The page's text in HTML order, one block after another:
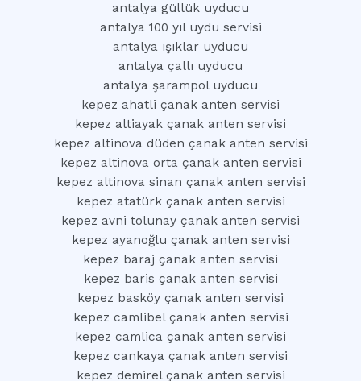
antalya güllük uyducu
antalya 100 yıl uydu servisi
antalya ışıklar uyducu
antalya çallı uyducu
antalya şarampol uyducu
kepez ahatli çanak anten servisi
kepez altiayak çanak anten servisi
kepez altinova düden çanak anten servisi
kepez altinova orta çanak anten servisi
kepez altinova sinan çanak anten servisi
kepez atatürk çanak anten servisi
kepez avni tolunay çanak anten servisi
kepez ayanoğlu çanak anten servisi
kepez baraj çanak anten servisi
kepez baris çanak anten servisi
kepez basköy çanak anten servisi
kepez camlibel çanak anten servisi
kepez camlica çanak anten servisi
kepez cankaya çanak anten servisi
kepez demirel çanak anten servisi